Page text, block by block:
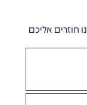
חוזרים אליכם